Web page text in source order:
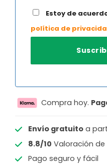
Estoy de
política de
Compra hoy.
Envío gratuitoa
8.8/10 Valoración de
Pago seguro y fácil